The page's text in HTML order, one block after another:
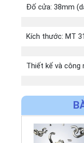
Đố cửa: 38mm
Kích thước: MT
Thiết kế và công